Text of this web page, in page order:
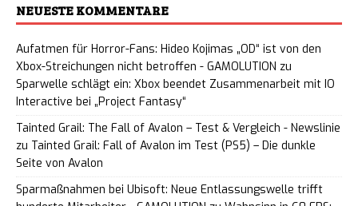
NEUESTE KOMMENTARE
Aufatmen für Horror-Fans: Hideo Kojimas „OD“ ist von den
Xbox-Streichungen nicht betroffen - GAMOLUTION zu
Sparwelle schlägt ein: Xbox beendet Zusammenarbeit mit IO
Interactive bei „Project Fantasy“
Tainted Grail: The Fall of Avalon – Test & Vergleich - Newslinie
zu Tainted Grail: Fall of Avalon im Test (PS5) – Die dunkle
Seite von Avalon
Sparmaßnahmen bei Ubisoft: Neue Entlassungswelle trifft